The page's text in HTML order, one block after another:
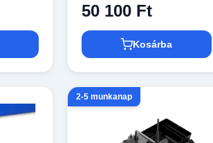
50 100 Ft
Kosárba
2-5 munkanap